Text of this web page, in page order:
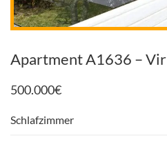
Apartment A1636 – Vir
500.000€
Schlafzimmer